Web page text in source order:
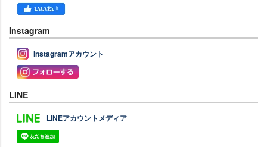
Instagram
Instagramアカウント
LINE
LINEアカウントメディア